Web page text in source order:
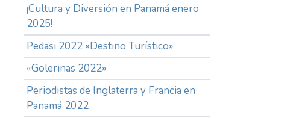
¡Cultura y Diversión en Panamá enero
2025!
Pedasi 2022 «Destino Turístico»
«Golerinas 2022»
Periodistas de Inglaterra y Francia en
Panamá 2022